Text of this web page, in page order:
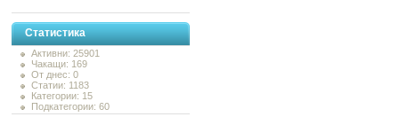
Статистика
Активни: 25901
Чакащи: 169
От днес: 0
Статии: 1183
Категории: 15
Подкатегории: 60